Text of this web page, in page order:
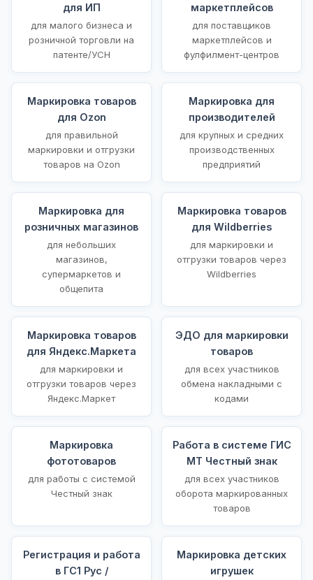
для ИП
для малого бизнеса и
розничной торговли на
патенте/УСН
маркетплейсов
для поставщиков
маркетплейсов и
фулфилмент-центров
Маркировка товаров
для Ozon
для правильной
маркировки и отгрузки
товаров на Ozon
Маркировка для
производителей
для крупных и средних
производственных
предприятий
Маркировка для
розничных магазинов
для небольших
магазинов,
супермаркетов и
общепита
Маркировка товаров
для Wildberries
для маркировки и
отгрузки товаров через
Wildberries
Маркировка товаров
для Яндекс.Маркета
для маркировки и
отгрузки товаров через
Яндекс.Маркет
ЭДО для маркировки
товаров
для всех участников
обмена накладными с
кодами
Маркировка
фототоваров
для работы с системой
Честный знак
Работа в системе ГИС
МТ Честный знак
для всех участников
оборота маркированных
товаров
Регистрация и работа
в ГС1 Рус /
Маркировка детских
игрушек